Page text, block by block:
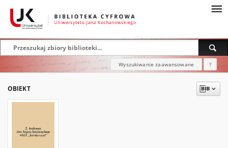
Wyszukiwanie zaawansowane ?
OBIEKT